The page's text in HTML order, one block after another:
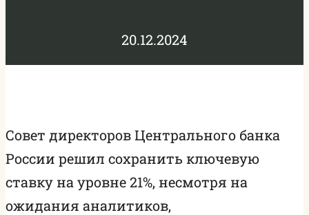
20.12.2024
Совет директоров Центрального банка
России решил сохранить ключевую
ставку на уровне 21%, несмотря на
ожидания аналитиков,